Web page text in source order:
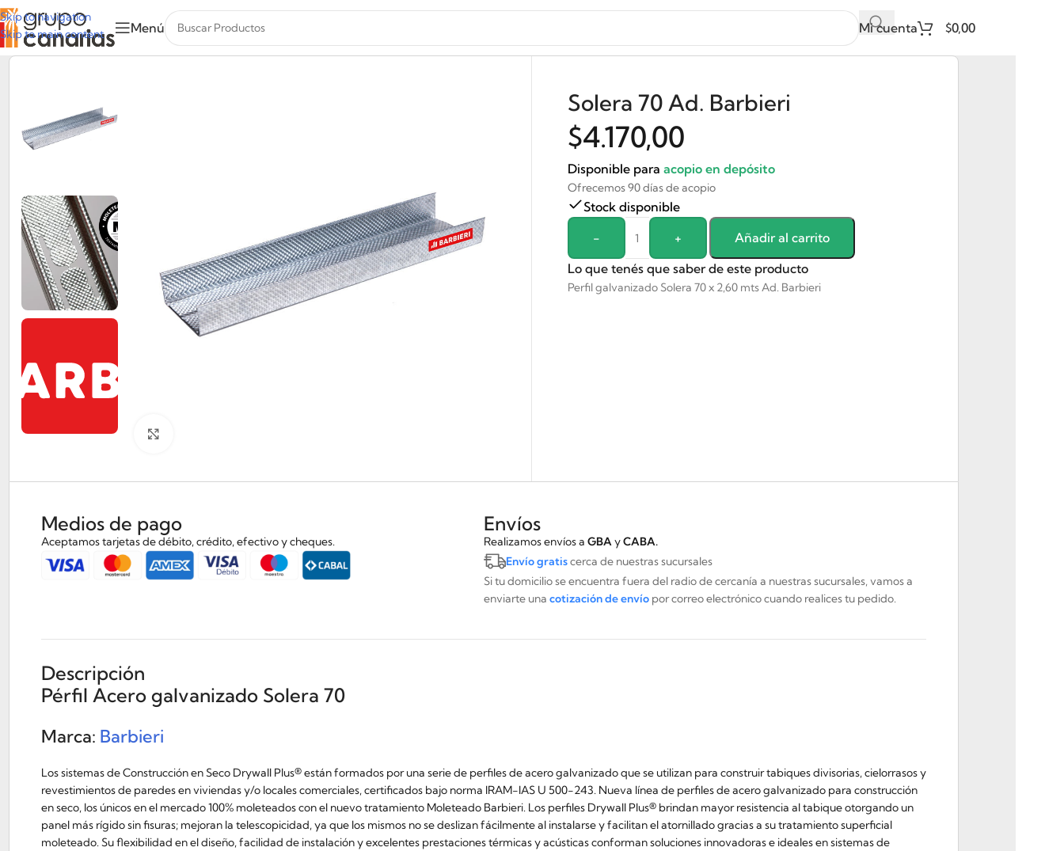
Skip to navigation
Skip to main content
Menú Mi cuenta $0,00
Solera 70 Ad. Barbieri
$4.170,00
Disponible para acopio en depósito
Ofrecemos 90 días de acopio
Stock disponible
-
+ Añadir al carrito
Alternative:
Lo que tenés que saber de este producto
Perfil galvanizado Solera 70 x 2,60 mts Ad. Barbieri
Medios de pago
Aceptamos tarjetas de débito, crédito, efectivo y cheques.
Envíos
Realizamos envíos a GBAyCABA.
Envío gratiscerca de nuestras sucursales
Si tu domicilio se encuentra fuera del radio de cercanía a nuestras sucursales, vamos a
enviarte una cotización de envío por correo electrónico cuando realices tu pedido.
Descripción
Pérfil Acero galvanizado Solera 70
Marca: Barbieri
Los sistemas de Construcción en Seco Drywall Plus® están formados por una serie de perfiles de acero galvanizado que se utilizan para construir tabiques divisorias, cielorrasos y
revestimientos de paredes en viviendas y/o locales comerciales, certificados bajo norma IRAM-IAS U 500-243. Nueva línea de perfiles de acero galvanizado para construcción
en seco, los únicos en el mercado 100% moleteados con el nuevo tratamiento Moleteado Barbieri. Los perfiles Drywall Plus® brindan mayor resistencia al tabique otorgando un
panel más rígido sin fisuras; mejoran la telescopicidad, ya que los mismos no se deslizan fácilmente al instalarse y facilitan el atornillado gracias a su tratamiento superficial
moleteado. Su flexibilidad en el diseño, facilidad de instalación y excelentes prestaciones térmicas y acústicas conforman soluciones innovadoras e ideales en sistemas de